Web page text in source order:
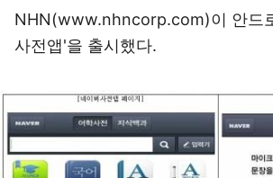
NHN(www.nhncorp.com)이 안드
사전앱'을 출시했다.